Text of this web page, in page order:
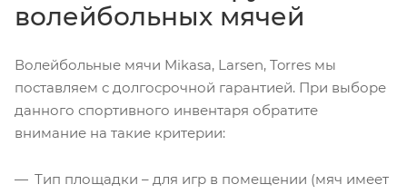
волейбольных мячей
Волейбольные мячи Mikasa, Larsen, Torres мы
поставляем с долгосрочной гарантией. При выборе
данного спортивного инвентаря обратите
внимание на такие критерии:
Тип площадки – для игр в помещении (мяч имеет